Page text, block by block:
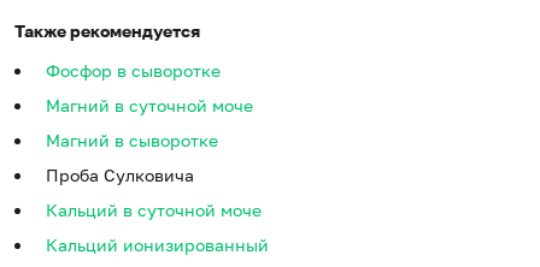
Также рекомендуется
Фосфор в сыворотке
Магний в суточной моче
Магний в сыворотке
Проба Сулковича
Кальций в суточной моче
Кальций ионизированный